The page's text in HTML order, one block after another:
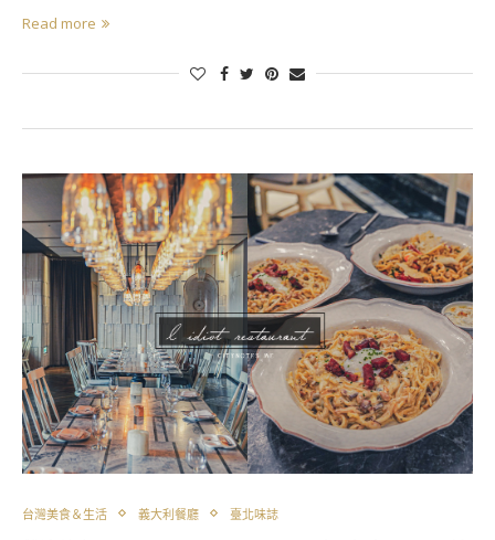
Read more
台灣美食＆生活 義大利餐廳 臺北味誌